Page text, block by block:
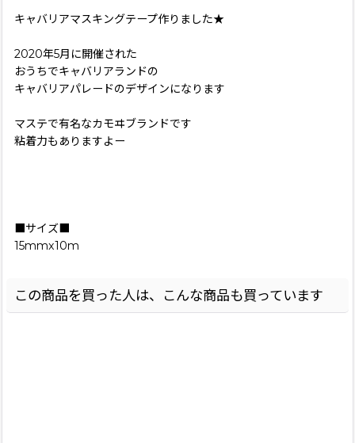
キャバリアマスキングテープ作りました★
2020年5月に開催された
おうちでキャバリアランドの
キャバリアパレードのデザインになります
マステで有名なカモヰブランドです
粘着力もありますよー
■サイズ■
15mmx10m
この商品を買った人は、こんな商品も買っています